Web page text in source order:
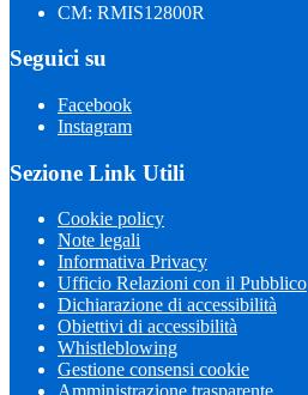
CM: RMIS12800R
Seguici su
Facebook
Instagram
Sezione Link Utili
Cookie policy
Note legali
Informativa Privacy
Ufficio Relazioni con il Pubblico
Dichiarazione di accessibilità
Obiettivi di accessibilità
Whistleblowing
Gestione consensi cookie